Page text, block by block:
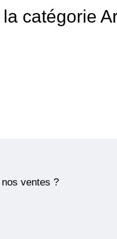
catégorie
ventes ?